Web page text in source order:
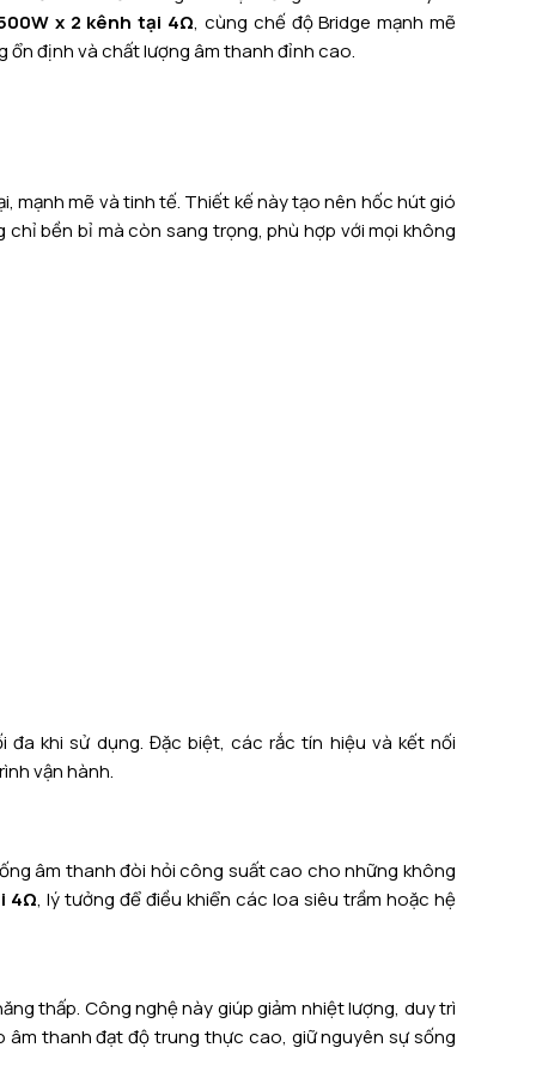
x 2 kênh tại 4Ω, cùng chế độ Bridge mạnh mẽ
định và chất lượng âm thanh đỉnh cao.
mạnh mẽ và tinh tế. Thiết kế này tạo nên hốc hút gió
bền bỉ mà còn sang trọng, phù hợp với mọi không
khi sử dụng. Đặc biệt, các rắc tín hiệu và kết nối
vận hành.
âm thanh đòi hỏi công suất cao cho những không
4Ω, lý tưởng để điều khiển các loa siêu trầm hoặc hệ
thấp. Công nghệ này giúp giảm nhiệt lượng, duy trì
thanh đạt độ trung thực cao, giữ nguyên sự sống